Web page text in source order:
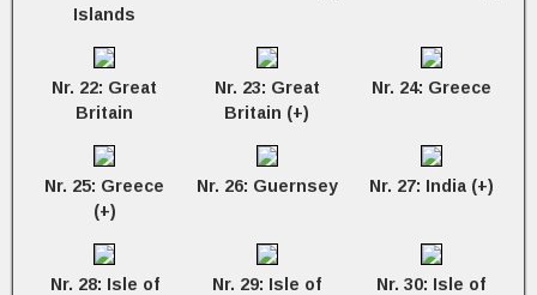
Islands
Nr. 22: Great
Britain
Nr. 23: Great
Britain (+)
Nr. 24: Greece
Nr. 25: Greece
(+)
Nr. 26: Guernsey Nr. 27: India (+)
Nr. 28: Isle of
Nr. 29: Isle of
Nr. 30: Isle of